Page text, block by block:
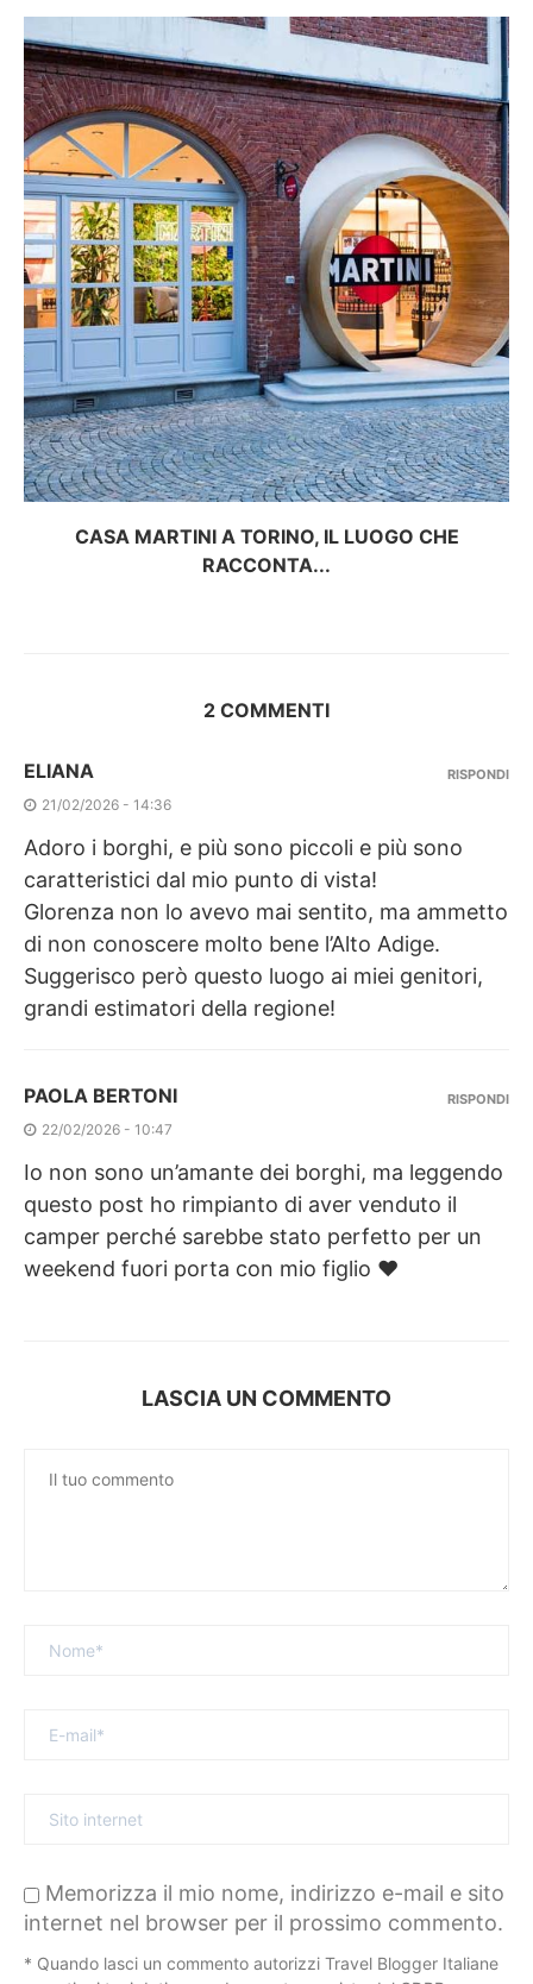
CASA MARTINI A TORINO, IL LUOGO CHE
RACCONTA...
2 COMMENTI
ELIANA
21/02/2026 - 14:36
Adoro i borghi, e più sono piccoli e più sono
caratteristici dal mio punto di vista!
Glorenza non lo avevo mai sentito, ma ammetto
di non conoscere molto bene l’Alto Adige.
Suggerisco però questo luogo ai miei genitori,
grandi estimatori della regione!
RISPONDI
PAOLA BERTONI
22/02/2026 - 10:47
Io non sono un’amante dei borghi, ma leggendo
questo post ho rimpianto di aver venduto il
camper perché sarebbe stato perfetto per un
weekend fuori porta con mio figlio ❤︎
RISPONDI
LASCIA UN COMMENTO
Memorizza il mio nome, indirizzo e-mail e sito
internet nel browser per il prossimo commento.
* Quando lasci un commento autorizzi Travel Blogger Italiane